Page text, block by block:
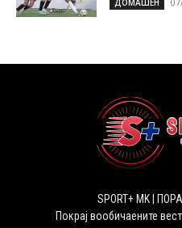
SPORT+ MK |
Покрај вообичаените